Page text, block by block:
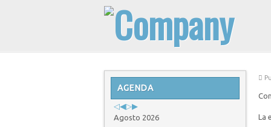
AGENDA
Previous
Year
Previous
Month
Next
Year
Next
Month
Agosto 2026
La